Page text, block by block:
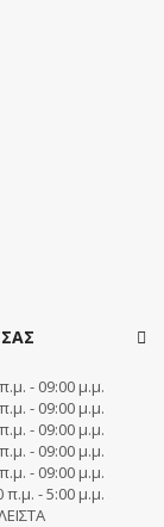
- 09:00 μ.μ.
- 09:00 μ.μ.
- 09:00 μ.μ.
- 09:00 μ.μ.
- 09:00 μ.μ.
π.μ. - 5:00 μ.μ.